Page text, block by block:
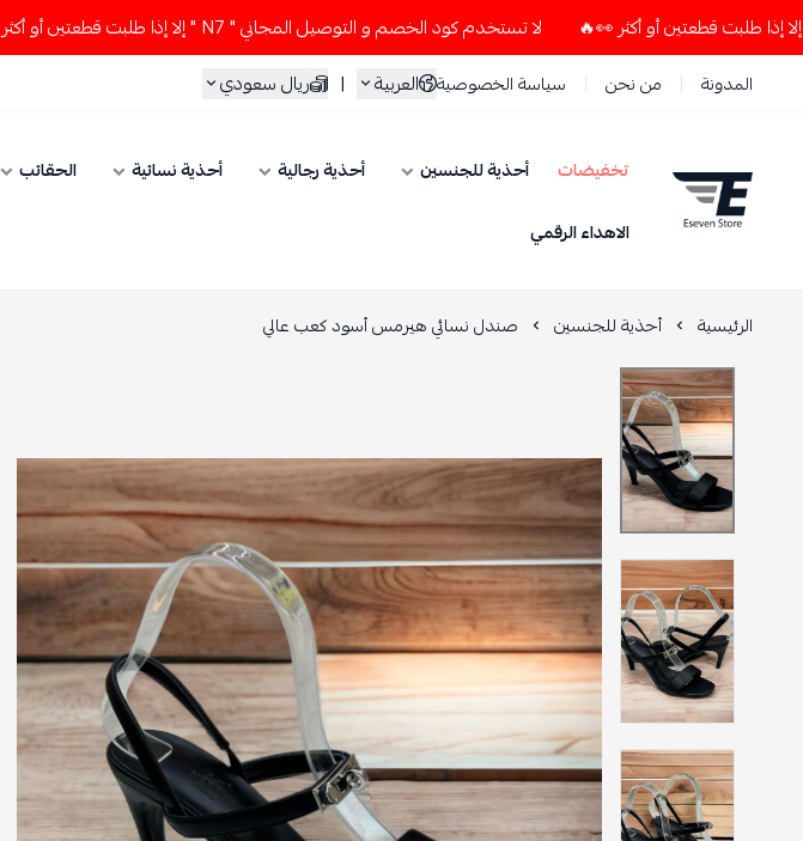
لا تستخدم كود الخصم و التوصيل المجاني " N7 " إلا إذا طلبت قطعتين أو أكثر 👀🔥
المدونة من نحن سياسة الخصوصية العربية | ريال سعودي
ESEVEN STORE
تخفيضات أحذية للجنسين أحذية رجالية أحذية نسائية الحقائب
الاهداء الرقمي
الرئيسية أحذية للجنسين صندل نسائي هيرمس أسود كعب عالي